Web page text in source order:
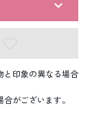
と印象の異なる場合
がございます。